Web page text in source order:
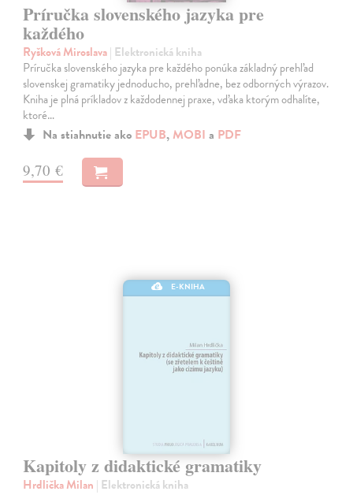
Príručka slovenského jazyka pre
každého
Ryšková Miroslava| Elektronická kniha
Príručka slovenského jazyka pre každého ponúka základný prehľad
slovenskej gramatiky jednoducho, prehľadne, bez odborných výrazov.
Kniha je plná príkladov z každodennej praxe, vďaka ktorým odhalíte,
ktoré…
Na stiahnutie ako EPUB, MOBI a PDF
9,70 €
E-KNIHA
Kapitoly z didaktické gramatiky
Hrdlička Milan | Elektronická kniha